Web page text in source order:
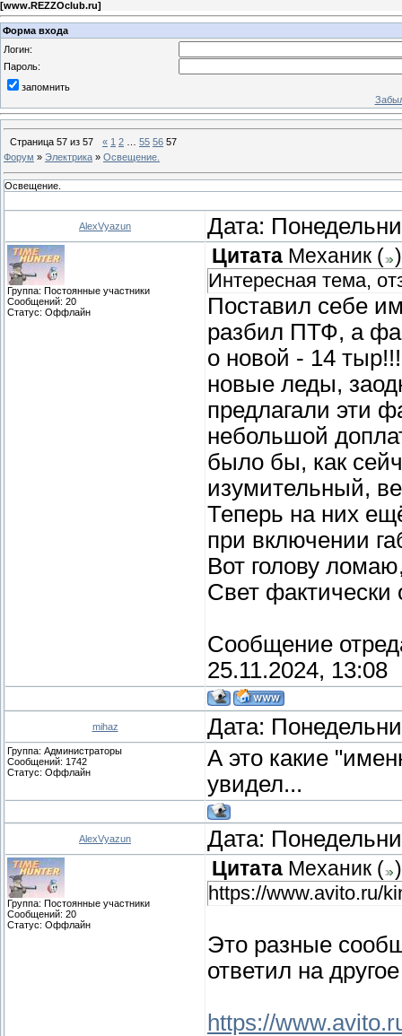
[www.REZZOclub.ru]
Форма входа
Логин:
Пароль:
запомнить
Страница 57 из 57 « 1 2 55 56 57
Форум » Электрика » Освещение.
Освещение.
AlexVyazun Дата:
Группа: Постоянные участники
Сообщений: 20
Статус: Оффлайн
Цитата Механик ( )
Интересная тема,
Поставил себе
разбил ПТФ, а
о новой - 14
новые леды,
предлагали эти
небольшой
было бы, как
изумительный,
Теперь на них
при включении
Вот голову
Свет фактически
Сообщение
25.11.2024, 13:08
mihaz Дата:
Группа: Администраторы
Сообщений: 1742
Статус: Оффлайн
А это какие
увидел...
AlexVyazun Дата:
Группа: Постоянные участники
Сообщений: 20
Статус: Оффлайн
Цитата Механик ( )
https://www.avito.ru/
Это разные
ответил на
https://